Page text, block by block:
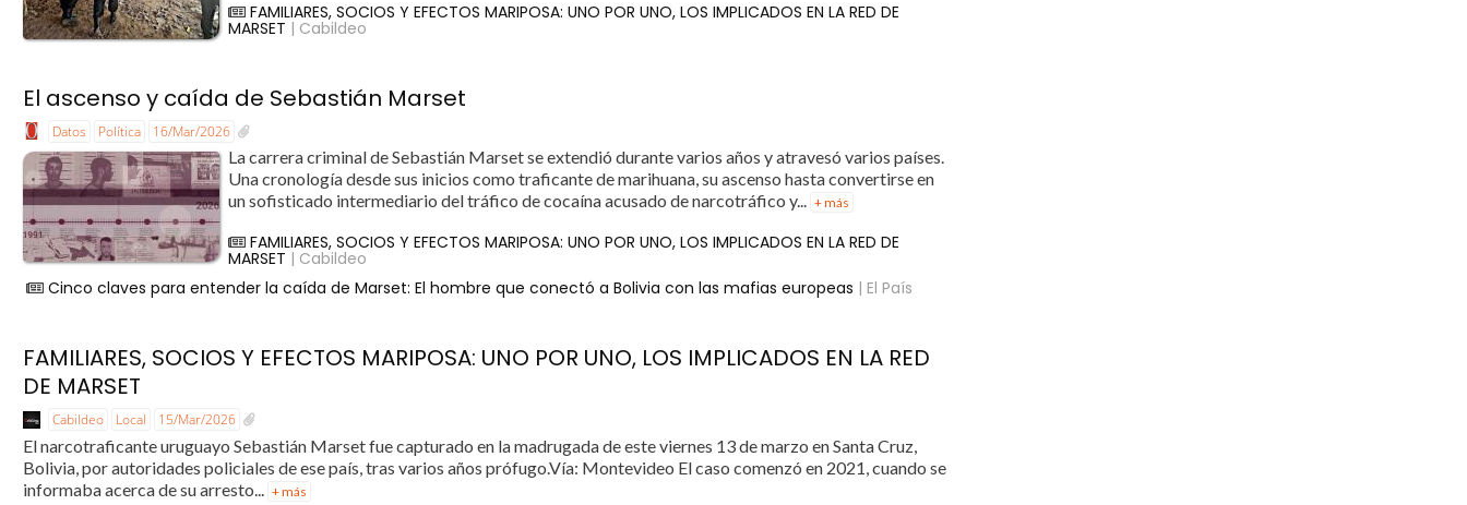
FAMILIARES, SOCIOS Y EFECTOS MARIPOSA: UNO POR UNO, LOS IMPLICADOS EN LA RED DE
MARSET | Cabildeo
El ascenso y caída de Sebastián Marset
Datos Política 16/Mar/2026
La carrera criminal de Sebastián Marset se extendió durante varios años y atravesó varios países.
Una cronología desde sus inicios como traficante de marihuana, su ascenso hasta convertirse en
un sofisticado intermediario del tráfico de cocaína acusado de narcotráfico y... + más
FAMILIARES, SOCIOS Y EFECTOS MARIPOSA: UNO POR UNO, LOS IMPLICADOS EN LA RED DE
MARSET | Cabildeo
Cinco claves para entender la caída de Marset: El hombre que conectó a Bolivia con las mafias europeas | El País
FAMILIARES, SOCIOS Y EFECTOS MARIPOSA: UNO POR UNO, LOS IMPLICADOS EN LA RED
DE MARSET
Cabildeo Local 15/Mar/2026
El narcotraficante uruguayo Sebastián Marset fue capturado en la madrugada de este viernes 13 de marzo en Santa Cruz,
Bolivia, por autoridades policiales de ese país, tras varios años prófugo.Vía: Montevideo El caso comenzó en 2021, cuando se
informaba acerca de su arresto...
+ más